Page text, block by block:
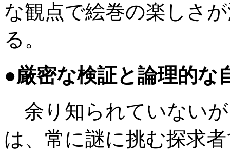
な観点で絵巻の楽しさ
る。
●厳密な検証と論理的な
余り知られていない
は、常に謎に挑む探求